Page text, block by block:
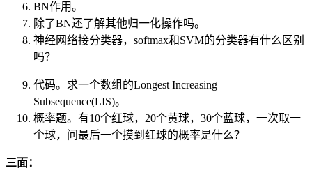
BN作用。
除了BN还了解其他归一化操作吗。
神经网络接分类器，softmax和SVM的分类器有什么区别
吗？
代码。求一个数组的Longest Increasing
Subsequence(LIS)。
概率题。有10个红球，20个黄球，30个蓝球，一次取一
个球，问最后一个摸到红球的概率是什么？
三面：